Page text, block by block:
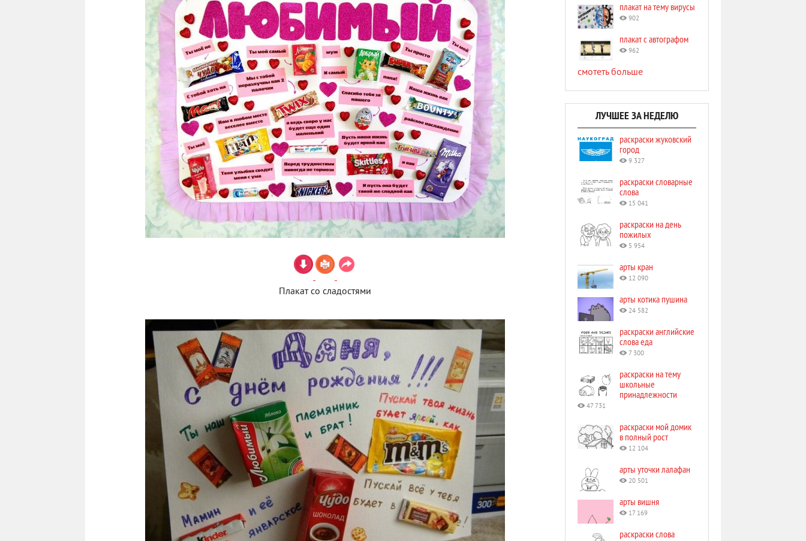
Плакат со сладостями
плакат на тему вирусы
902
плакат с автографом
962
смотеть больше
ЛУЧШЕЕ ЗА НЕДЕЛЮ
раскраски жуковский
город
9 327
раскраски словарные
слова
15 041
раскраски на день
пожилых
5 954
арты кран
12 090
арты котика пушина
24 582
раскраски английские
слова еда
7 300
раскраски на тему
школьные
принадлежности
47 731
раскраски мой домик
в полный рост
12 104
арты уточки лалафан
20 501
арты вишня
17 169
раскраски слова